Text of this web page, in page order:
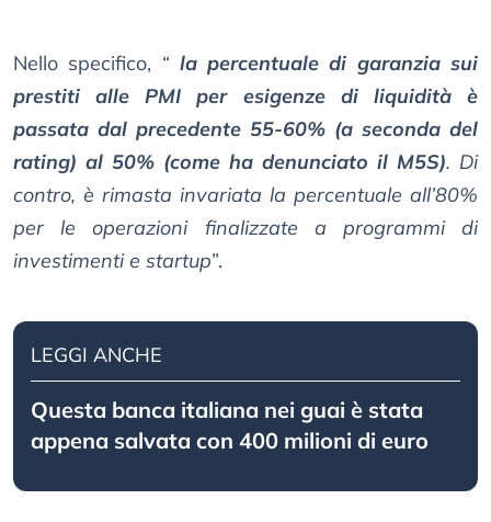
Nello specifico, “ la percentuale di garanzia sui
prestiti alle PMI per esigenze di liquidità è
passata dal precedente 55-60% (a seconda del
rating) al 50% (come ha denunciato il M5S). Di
contro, è rimasta invariata la percentuale all’80%
per le operazioni finalizzate a programmi di
investimenti e startup”.
LEGGI ANCHE
Questa banca italiana nei guai è stata
appena salvata con 400 milioni di euro